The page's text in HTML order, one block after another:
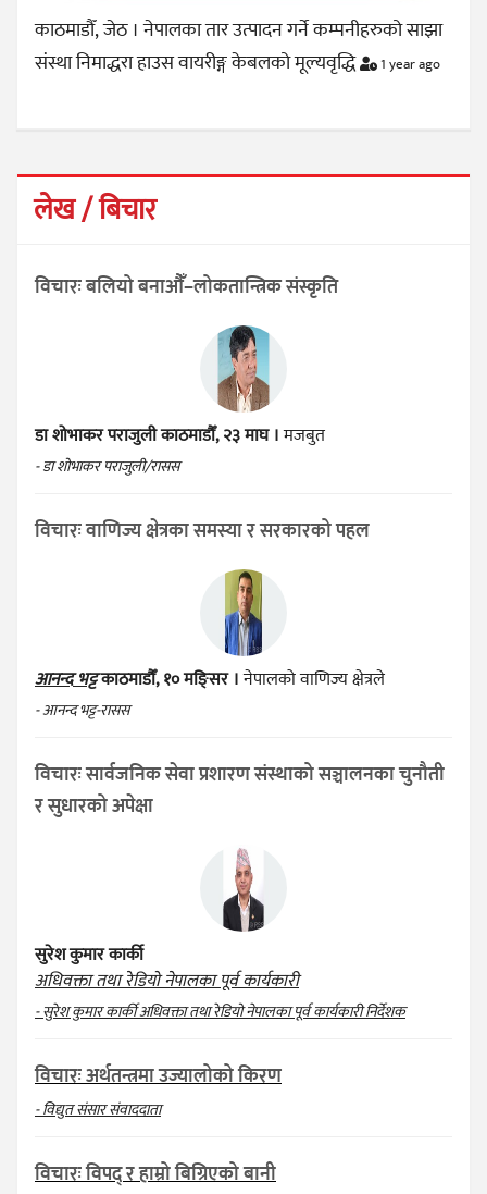
काठमाडौँ, जेठ । नेपालका तार उत्पादन गर्ने कम्पनीहरुको साझा
संस्था निमाद्धरा हाउस वायरीङ्ग केबलको मूल्यवृद्धि
1 year ago
लेख / बिचार
विचारः बलियो बनाऔँ–लोकतान्त्रिक संस्कृति
डा शोभाकर पराजुलीकाठमाडौँ, २३ माघ ।मजबुत
- डा शोभाकर पराजुली/रासस
विचारः वाणिज्य क्षेत्रका समस्या र सरकारको पहल
आनन्द भट्टकाठमाडौँ, १० मङ्सिर ।नेपालको वाणिज्य क्षेत्रले
- आनन्द भट्ट-रासस
विचारः सार्वजनिक सेवा प्रशारण संस्थाको सञ्चालनका चुनौती
र सुधारको अपेक्षा
सुरेश कुमार कार्की
अधिवक्ता तथा रेडियो नेपालका पूर्व कार्यकारी
- सुरेश कुमार कार्की अधिवक्ता तथा रेडियो नेपालका पूर्व कार्यकारी निर्देशक
विचारः अर्थतन्त्रमा उज्यालोको किरण
- विद्युत संसार संवाददाता
विचारः विपद् र हाम्रो बिग्रिएको बानी